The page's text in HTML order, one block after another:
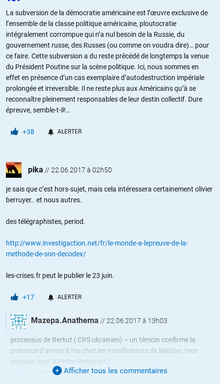
La subversion de la démocratie américaine est l’œuvre exclusive de
l’ensemble de la classe politique américaine, ploutocratie
intégralement corrompue qui n’a nul besoin de la Russie, du
gouvernement russe, des Russes (ou comme on voudra dire)… pour
ce faire. Cette subversion a du reste précédé de longtemps la venue
du Président Poutine sur la scène politique. Ici, nous sommes en
effet en présence d’un cas exemplaire d’autodestruction impériale
prolongée et irreversible. Il ne reste plus aux Américains qu’à se
reconnaître pleinement responsables de leur destin collectif. Dure
épreuve, semble-t-il!…
+38 ALERTER
pika // 22.06.2017 à 02h50
je sais que c’est hors-sujet, mais cela intéressera certainement olivier
berruyer.. et nous autres.
des télégraphistes, period.
http://www.investigaction.net/fr/le-monde-a-lepreuve-de-la-
methode-de-son-decodex/
les-crises.fr peut le publier le 23 juin.
+17 ALERTER
Mazepa.Anathema // 22.06.2017 à 13h03
processus de Berkut ( CRS ukrainien) – un témoin confirme la
présence d’armes à feu chez les manifestants de Maïdan, mes
pensées vont à Piotre Smolare 🙂
https://www.youtube.com/watch?v=9cg00xuRU1M
Afficher tous les commentaires